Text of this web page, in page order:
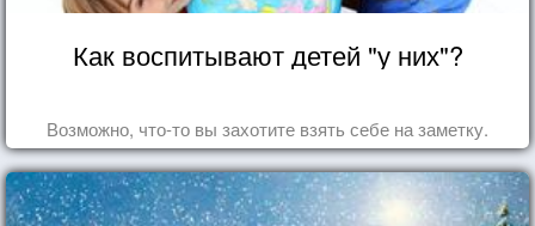
Как воспитывают детей "у них"?
Возможно, что-то вы захотите взять себе на заметку.